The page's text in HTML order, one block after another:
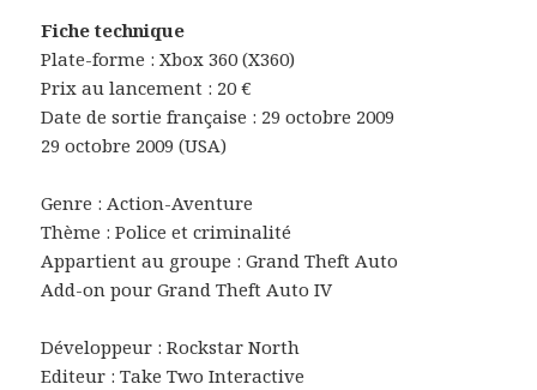
Fiche technique
Plate-forme : Xbox 360 (X360)
Prix au lancement : 20 €
Date de sortie française : 29 octobre 2009
29 octobre 2009 (USA)
Genre : Action-Aventure
Thème : Police et criminalité
Appartient au groupe : Grand Theft Auto
Add-on pour Grand Theft Auto IV
Développeur : Rockstar North
Editeur : Take Two Interactive